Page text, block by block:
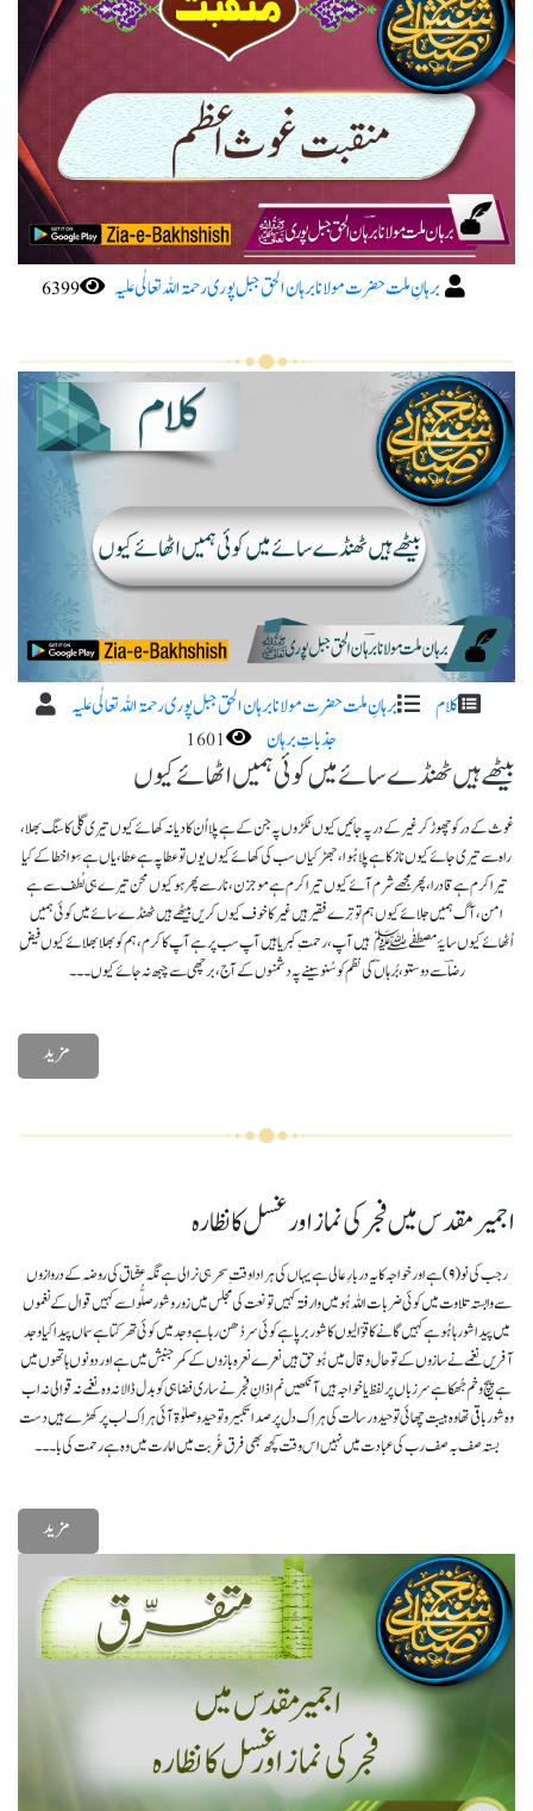
برہانِ ملت حضرت مولانا برہان الحق جبل پوری رحمۃ اللہ تعا لٰی علیہ 6399
کلام
برہانِ ملت حضرت مولانا برہان الحق جبل پوری رحمۃ اللہ تعا لٰی علیہ
جذباتِ برہان
1601
بیٹھےہیں ٹھنڈے سائے میں کوئی ہمیں اٹھائے کیوں
غوث کے در کو چھوڑ کر غیر کے در پہ جائیں کیوں ٹکڑوں پہ جن کے ہے پلا اُن کا دیانہ کھائے کیوں تیری گلی کا سنگ بھلا،
راہ سے تیری جائے کیوں ناز کا ہے پلا ہُوا، جھڑکیاں سب کی کھائے کیوں یوں تو عطا پہ ہے عطا، یاں ہے سِوا خطا کے کیا
تیرا کرم ہے قادرا، پھر مجھے شرم آئے کیوں تیرا کرم ہے موجزن، نار سے پھر ہو کیوں محن تیرے ہی لُطف سے ہے
امن، آگ ہمیں جلائے کیوں ہم تو تِرے فقیر ہیں غیر کا خوف کیوں کریں بیٹھے ہیں ٹھنڈے سائے میں کوئی ہمیں
اُٹھائے کیوں سایۂ مصطفٰے﷑ ہیں آپ ، رحمتِ کبریا ہیں آپ سب پر ہے آپ کا کرم، ہم کو بھلا بھلائے کیوں فیضِ
رضاؔ سے دوستو، بُرہاںؔ کی نظم کو سُنو سینے پہ دشمنوں کے آج، برچھی سے چبھ نہ جائے کیوں۔۔۔
مزید
اجمیر مقدس میں فجر کی نماز اور غسل کا نظارہ
رجب کی نو (۹) ہے اور خواجہ کا یہ دربارِ عالی ہے یہاں کی ہر ادا وقتِ سحر ہی نرالی ہے نگہ عشّاق کی روضہ کے دروازوں
سے وابستہ تلاوت میں کوئی ضربات اللہ ہُو میں وارفتہ کہیں تو نعت کی مجلس میں زور و شور صلُّوا سے کہیں قوال کے نغموں
میں پیدا شور ہا ہُو ہے کہیں گانے کا قوّالیوں کا شور برپا ہے کوئی سر دُھن رہا ہے وجد میں کوئی تھرکتا ہے سما ں پیدا کیا وجد
آفریں نغمے نے سازوں کے تو حال و قال میں ہُو حق ہیں نعرے نعرہ بازوں کے کمر جنبش میں ہے اور دونوں ہاتھوں میں
ہے پیچ و خم جُھکا ہے سر زباں پر لفظ یا خواجہ ہیں آنکھیں نم اذانِ فجر نے ساری فضا ہی کو بدل ڈالا نہ وہ نغمے نہ قوالی نہ اب
وہ شور باقی تھا وہ ہیبت چھائی توحید و رسالت کی ہر اِک دل پر صدا تکبیر و توحید و صلوٰۃ آئی ہر اِک لب پر کھڑے ہیں دست
بستہ صف بہ صف رب کی عبادت میں نہیں اس وقت کچھ بھی فرق غُربت میں امارت میں وہ ہے رحمت کی با۔۔۔
مزید